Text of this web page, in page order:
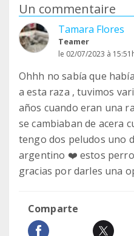
Un commentaire
Tamara Flores
Teamer
le 02/07/2023 à
Ohhh no sabía que
a esta raza , tuvimos
años cuando eran una
se cambiaban de acera
tengo dos peludos uno
argentino ❤️ estos
gracias por darles una
Comparte